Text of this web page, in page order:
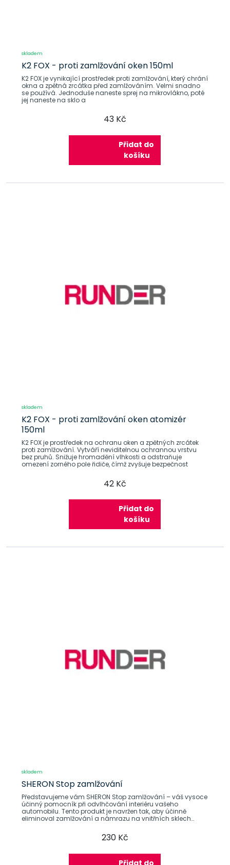
skladem
K2 FOX - proti zamlžování oken 150ml
K2 FOX je vynikající prostředek proti zamlžování, který chrání
okna a zpětná zrcátka před zamlžováním. Velmi snadno
se používá. Jednoduše naneste sprej na mikrovlákno, poté
jej naneste na sklo a
43 Kč
Přidat do
košíku
skladem
K2 FOX - proti zamlžování oken atomizér
150ml
K2 FOX je prostředek na ochranu oken a zpětných zrcátek
proti zamlžování. Vytváří neviditelnou ochrannou vrstvu
bez pruhů. Snižuje hromadění vlhkosti a odstraňuje
omezení zorného pole řidiče, čímž zvyšuje bezpečnost
42 Kč
Přidat do
košíku
skladem
SHERON Stop zamlžování
Představujeme vám SHERON Stop zamlžování – váš vysoce
účinný pomocník při odvlhčování interiéru vašeho
automobilu. Tento produkt je navržen tak, aby účinně
eliminoval zamlžování a námrazu na vnitřních sklech
230 Kč
Přidat do